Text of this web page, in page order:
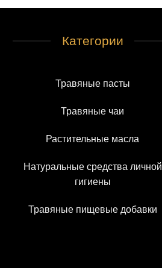
Категории
Травяные пасты
Травяные чаи
Растительные масла
Натуральные средства личной
гигиены
Травяные пищевые добавки